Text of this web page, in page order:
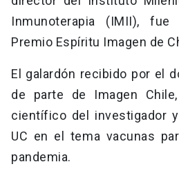
Inmunoterapia (IMII),
Premio Espíritu Imagen de
El galardón recibido por el
de parte de Imagen
científico del investigador
UC en el tema vacunas
pandemia.